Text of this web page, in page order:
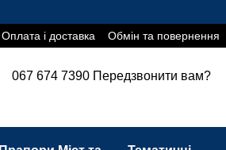
Оплата і доставка Обмін та повернення
067 674 7390 Передзвонити вам?